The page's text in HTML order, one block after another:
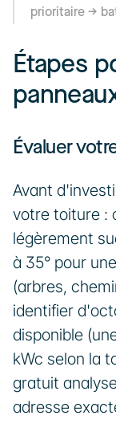
prioritaire →
Étapes
Évaluer
Avant
votre toiture :
légèrement
à 35° pour
(arbres,
identifier
disponible
kWc selon la
gratuit
adresse